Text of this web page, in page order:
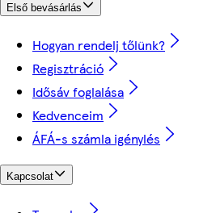
Első bevásárlás
Hogyan rendelj tőlünk?
Regisztráció
Idősáv foglalása
Kedvenceim
ÁFÁ-s számla igénylés
Kapcsolat